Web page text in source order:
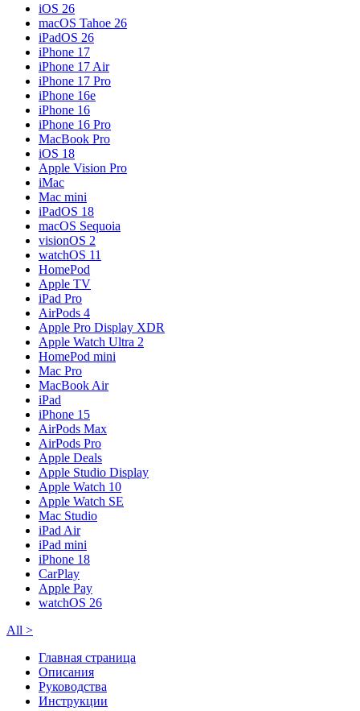
iOS 26
macOS Tahoe 26
iPadOS 26
iPhone 17
iPhone 17 Air
iPhone 17 Pro
iPhone 16e
iPhone 16
iPhone 16 Pro
MacBook Pro
iOS 18
Apple Vision Pro
iMac
Mac mini
iPadOS 18
macOS Sequoia
visionOS 2
watchOS 11
HomePod
Apple TV
iPad Pro
AirPods 4
Apple Pro Display XDR
Apple Watch Ultra 2
HomePod mini
Mac Pro
MacBook Air
iPad
iPhone 15
AirPods Max
AirPods Pro
Apple Deals
Apple Studio Display
Apple Watch 10
Apple Watch SE
Mac Studio
iPad Air
iPad mini
iPhone 18
CarPlay
Apple Pay
watchOS 26
All >
Главная страница
Описания
Руководства
Инструкции